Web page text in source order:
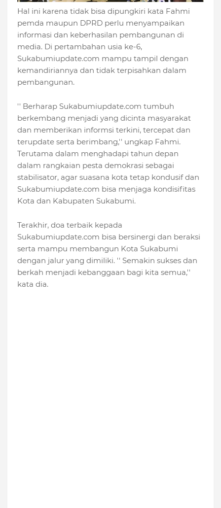
Hal ini karena tidak bisa dipungkiri kata Fahmi
pemda maupun DPRD perlu menyampaikan
informasi dan keberhasilan pembangunan di
media. Di pertambahan usia ke-6,
Sukabumiupdate.com mampu tampil dengan
kemandiriannya dan tidak terpisahkan dalam
pembangunan.
'' Berharap Sukabumiupdate.com tumbuh
berkembang menjadi yang dicinta masyarakat
dan memberikan informsi terkini, tercepat dan
terupdate serta berimbang,'' ungkap Fahmi.
Terutama dalam menghadapi tahun depan
dalam rangkaian pesta demokrasi sebagai
stabilisator, agar suasana kota tetap kondusif dan
Sukabumiupdate.com bisa menjaga kondisifitas
Kota dan Kabupaten Sukabumi.
Terakhir, doa terbaik kepada
Sukabumiupdate.com bisa bersinergi dan beraksi
serta mampu membangun Kota Sukabumi
dengan jalur yang dimiliki. '' Semakin sukses dan
berkah menjadi kebanggaan bagi kita semua,''
kata dia.